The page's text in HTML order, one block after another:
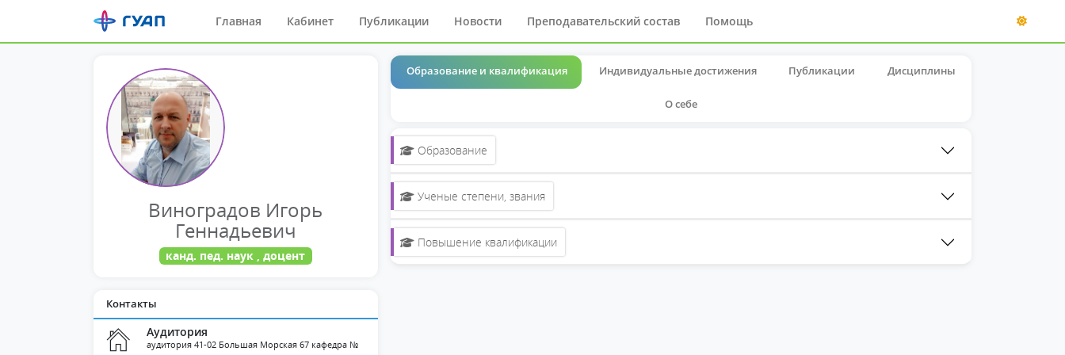
Главная Кабинет Публикации Новости Преподавательский состав Помощь
Виноградов Игорь
Геннадьевич
канд. пед. наук , доцент
Контакты
Аудитория
аудитория 41-02 Большая Морская 67 кафедра №
Образование и квалификация Индивидуальные достижения Публикации Дисциплины
О себе
Образование
Ученые степени, звания
Повышение квалификации